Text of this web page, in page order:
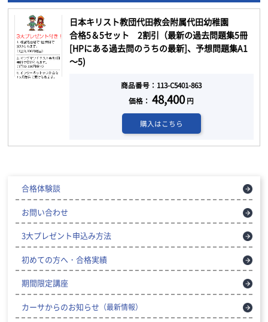
日本キリスト教団代田教会附属代田幼稚園
合格5＆5セット 2割引（最新の過去問題集5冊
[HPにある過去問のうちの最新]、予想問題集A1
～5)
商品番号：113-C5401-863
価格：48,400円
購入はこちら
合格体験談
お問い合わせ
3大プレゼント申込み方法
初めての方へ・合格実績
期間限定講座
カーサからのお知らせ （最新情報）